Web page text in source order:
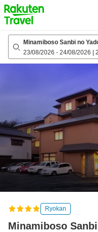
to
top
page
Minamiboso Sanbi no
23/08/2026 - 24/08/2026
Ryokan
Minamiboso